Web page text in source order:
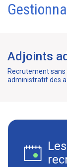
Adjoints
Recrutement
administratif des